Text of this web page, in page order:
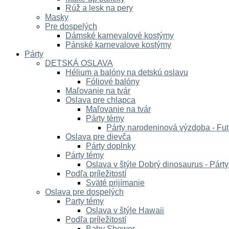
Rúž a lesk na pery
Masky
Pre dospelých
Dámské karnevalové kostýmy
Pánské karnevalove kostýmy
Párty
DETSKÁ OSLAVA
Hélium a balóny na detskú oslavu
Fóliové balóny
Maľovanie na tvár
Oslava pre chlapca
Maľovanie na tvár
Párty témy
Párty narodeninová výzdoba -
Oslava pre dievča
Párty doplnky
Párty témy
Oslava v štýle Dobrý dinosaurus -
Podľa príležitostí
Sväté prijímanie
Oslava pre dospelých
Party témy
Oslava v štýle Hawaii
Podľa príležitostí